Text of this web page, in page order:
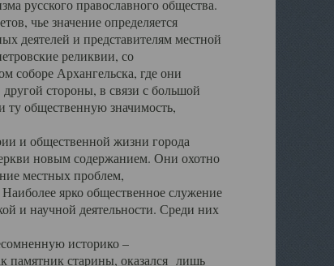
русского православного общества.
чье значение определяется
деятелей и представителям местной
реликвии, со
соборе Архангельска, где они
стороны, в связи с большой
ту общественную значимость,
и общественной жизни города
новым содержанием. Они охотно
местных проблем,
ярко общественное служение
и научной деятельности. Среди них
историко –
памятник старины, оказался лишь